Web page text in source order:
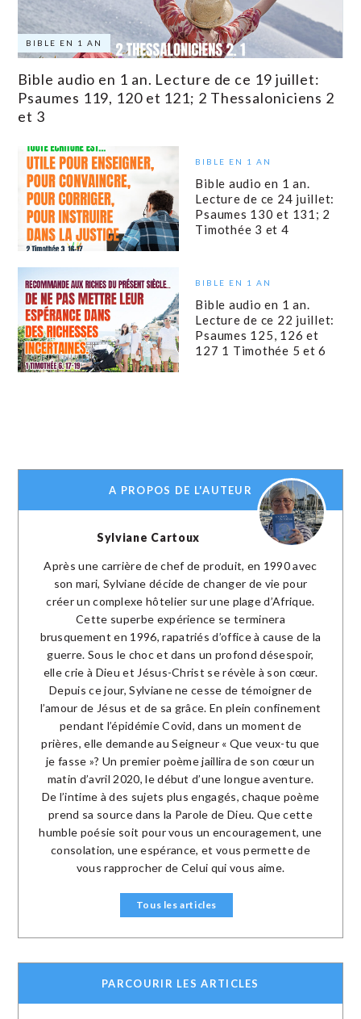
BIBLE EN 1 AN
Bible audio en 1 an. Lecture de ce 19 juillet:
Psaumes 119, 120 et 121; 2 Thessaloniciens 2
et 3
BIBLE EN 1 AN
Bible audio en 1 an.
Lecture de ce 24 juillet:
Psaumes 130 et 131; 2
Timothée 3 et 4
BIBLE EN 1 AN
Bible audio en 1 an.
Lecture de ce 22 juillet:
Psaumes 125, 126 et
127 1 Timothée 5 et 6
A PROPOS DE L'AUTEUR
Sylviane Cartoux
Après une carrière de chef de produit, en 1990 avec
son mari, Sylviane décide de changer de vie pour
créer un complexe hôtelier sur une plage d’Afrique.
Cette superbe expérience se terminera
brusquement en 1996, rapatriés d’office à cause de la
guerre. Sous le choc et dans un profond désespoir,
elle crie à Dieu et Jésus-Christ se révèle à son cœur.
Depuis ce jour, Sylviane ne cesse de témoigner de
l’amour de Jésus et de sa grâce. En plein confinement
pendant l’épidémie Covid, dans un moment de
prières, elle demande au Seigneur « Que veux-tu que
je fasse »? Un premier poème jaillira de son cœur un
matin d’avril 2020, le début d’une longue aventure.
De l’intime à des sujets plus engagés, chaque poème
prend sa source dans la Parole de Dieu. Que cette
humble poésie soit pour vous un encouragement, une
consolation, une espérance, et vous permette de
vous rapprocher de Celui qui vous aime.
Tous les articles
PARCOURIR LES ARTICLES